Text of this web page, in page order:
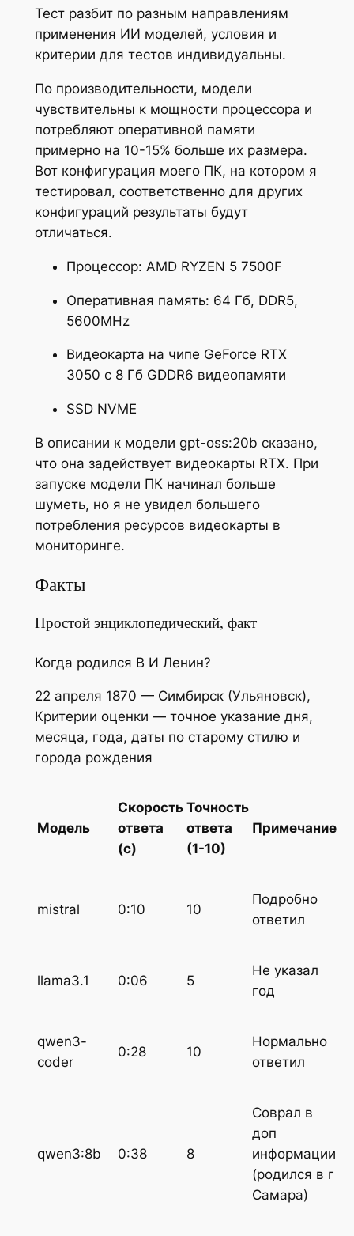
Тест разбит по разным направлениям
применения ИИ моделей, условия и
критерии для тестов индивидуальны.
По производительности, модели
чувствительны к мощности процессора и
потребляют оперативной памяти
примерно на 10-15% больше их размера.
Вот конфигурация моего ПК, на котором я
тестировал, соответственно для других
конфигураций результаты будут
отличаться.
Процессор: AMD RYZEN 5 7500F
Оперативная память: 64 Гб, DDR5,
5600MHz
Видеокарта на чипе GeForce RTX
3050 с 8 Гб GDDR6 видеопамяти
SSD NVME
В описании к модели gpt-oss:20b сказано,
что она задействует видеокарты RTX. При
запуске модели ПК начинал больше
шуметь, но я не увидел большего
потребления ресурсов видеокарты в
мониторинге.
Факты
Простой энциклопедический, факт
Когда родился В И Ленин?
22 апреля 1870 — Симбирск (Ульяновск),
Критерии оценки — точное указание дня,
месяца, года, даты по старому стилю и
города рождения
Модель
Скорость
ответа
(с)
Точность
ответа
(1-10)
Примечание
mistral 0:10 10
Подробно
ответил
llama3.1 0:06 5
Не указал
год
qwen3-
coder
0:28 10
Нормально
ответил
qwen3:8b 0:38 8
Соврал в
доп
информации
(родился в г
Самара)